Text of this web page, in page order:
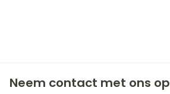
Neem contact met ons op